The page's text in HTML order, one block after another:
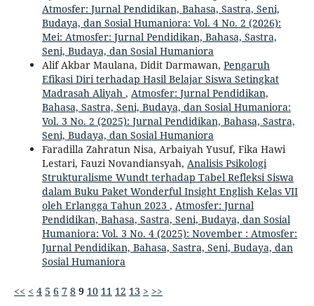
Atmosfer: Jurnal Pendidikan, Bahasa, Sastra, Seni,
Budaya, dan Sosial Humaniora: Vol. 4 No. 2 (2026):
Mei: Atmosfer: Jurnal Pendidikan, Bahasa, Sastra,
Seni, Budaya, dan Sosial Humaniora
Alif Akbar Maulana, Didit Darmawan, Pengaruh
Efikasi Diri terhadap Hasil Belajar Siswa Setingkat
Madrasah Aliyah , Atmosfer: Jurnal Pendidikan,
Bahasa, Sastra, Seni, Budaya, dan Sosial Humaniora:
Vol. 3 No. 2 (2025): Jurnal Pendidikan, Bahasa, Sastra,
Seni, Budaya, dan Sosial Humaniora
Faradilla Zahratun Nisa, Arbaiyah Yusuf, Fika Hawi
Lestari, Fauzi Novandiansyah, Analisis Psikologi
Strukturalisme Wundt terhadap Tabel Refleksi Siswa
dalam Buku Paket Wonderful Insight English Kelas VII
oleh Erlangga Tahun 2023 , Atmosfer: Jurnal
Pendidikan, Bahasa, Sastra, Seni, Budaya, dan Sosial
Humaniora: Vol. 3 No. 4 (2025): November : Atmosfer:
Jurnal Pendidikan, Bahasa, Sastra, Seni, Budaya, dan
Sosial Humaniora
<< < 4 5 6 7 8 9 10 11 12 13 > >>